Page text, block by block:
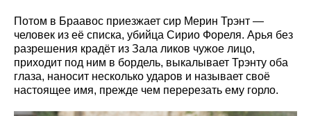
Потом в Браавос приезжает сир Мерин Трэнт —
человек из её списка, убийца Сирио Фореля. Арья без
разрешения крадёт из Зала ликов чужое лицо,
приходит под ним в бордель, выкалывает Трэнту оба
глаза, наносит несколько ударов и называет своё
настоящее имя, прежде чем перерезать ему горло.